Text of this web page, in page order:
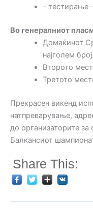
– тестирање
Во генералниот
Домаќинот
најголем
Второто
Третото
Прекрасен викенд
натпреварување,
до организаторите за
Балкансиот
Share This: